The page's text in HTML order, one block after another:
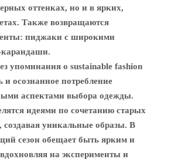
оттенках, но и в ярких,
Также возвращаются
пиджаки с широкими
упоминания о sustainable fashion
и осознанное потребление
аспектами выбора одежды.
идеями по сочетанию старых
уникальные образы. В
сезон обещает быть ярким и
на эксперименты и